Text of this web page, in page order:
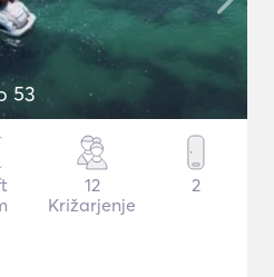
53
12
Križarjenje
2